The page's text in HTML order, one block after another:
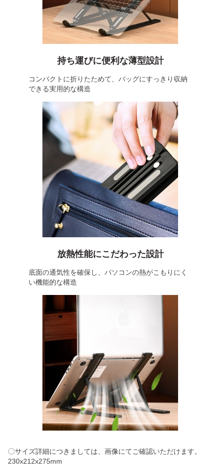
持ち運びに便利な薄型設計
コンパクトに折りたためて、バッグにすっきり収納
できる実用的な構造
放熱性能にこだわった設計
底面の通気性を確保し、パソコンの熱がこもりにく
い機能的な構造
〇サイズ詳細につきましては、画像にてご確認いただけます。
230x212x275mm